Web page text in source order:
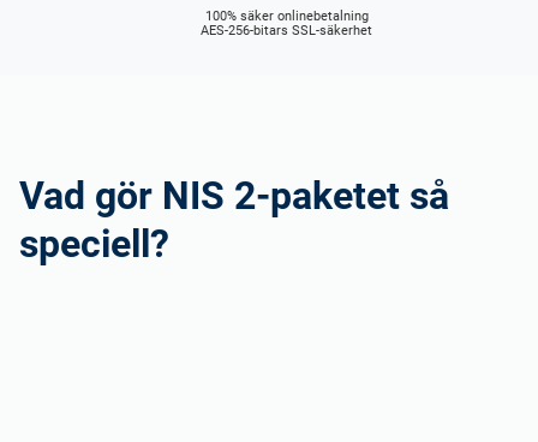
100% säker onlinebetalning
AES-256-bitars SSL-säkerhet
Vad gör NIS 2-paketet så
speciell?